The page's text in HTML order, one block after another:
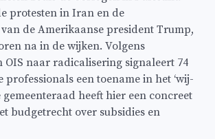
protesten in Iran en de
de Amerikaanse president Trump,
na in de wijken. Volgens
OIS naar radicalisering signaleert 74
professionals een toename in het ‘wij-
gemeenteraad heeft hier een concreet
budgetrecht over subsidies en